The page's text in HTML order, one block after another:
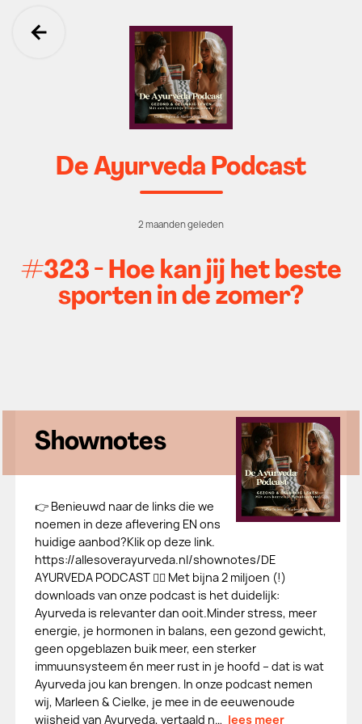
Ga terug
De Ayurveda Podcast
2 maanden geleden
#323 - Hoe kan jij het beste
sporten in de zomer?
Shownotes
👉 Benieuwd naar de links die we
noemen in deze aflevering EN ons
huidige aanbod?Klik op deze link.
https://allesoverayurveda.nl/shownotes/DE
AYURVEDA PODCAST 👉🏻 Met bijna 2 miljoen (!)
downloads van onze podcast is het duidelijk:
Ayurveda is relevanter dan ooit.Minder stress, meer
energie, je hormonen in balans, een gezond gewicht,
geen opgeblazen buik meer, een sterker
immuunsysteem én meer rust in je hoofd – dat is wat
Ayurveda jou kan brengen. In onze podcast nemen
wij, Marleen & Cielke, je mee in de eeuwenoude
wijsheid van Ayurveda, vertaald n… lees meer